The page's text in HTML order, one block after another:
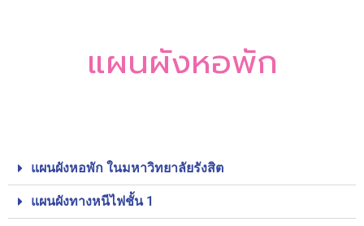
แผนผังหอพัก
แผนผังหอพัก ในมหาวิทยาลัยรังสิต
แผนผังทางหนีไฟชั้น 1